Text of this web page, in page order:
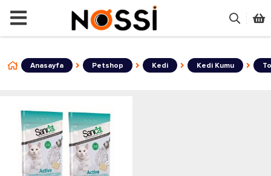
ÜRÜNLERİN TAMAMI DEMODUR
Anasayfa Petshop Kedi Kedi Kumu